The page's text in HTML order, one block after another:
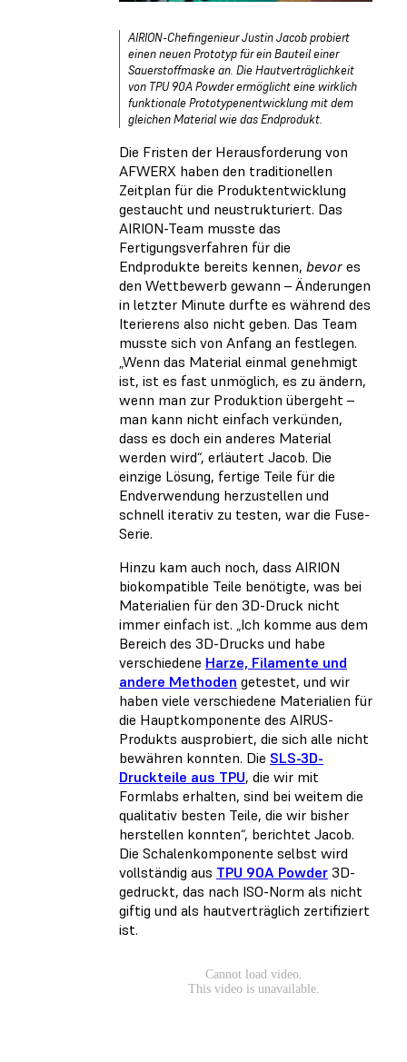
AIRION-Chefingenieur Justin Jacob probiert
einen neuen Prototyp für ein Bauteil einer
Sauerstoffmaske an. Die Hautverträglichkeit
von TPU 90A Powder ermöglicht eine wirklich
funktionale Prototypenentwicklung mit dem
gleichen Material wie das Endprodukt.
Die Fristen der Herausforderung von
AFWERX haben den traditionellen
Zeitplan für die Produktentwicklung
gestaucht und neustrukturiert. Das
AIRION-Team musste das
Fertigungsverfahren für die
Endprodukte bereits kennen, bevor es
den Wettbewerb gewann – Änderungen
in letzter Minute durfte es während des
Iterierens also nicht geben. Das Team
musste sich von Anfang an festlegen.
„Wenn das Material einmal genehmigt
ist, ist es fast unmöglich, es zu ändern,
wenn man zur Produktion übergeht –
man kann nicht einfach verkünden,
dass es doch ein anderes Material
werden wird“, erläutert Jacob. Die
einzige Lösung, fertige Teile für die
Endverwendung herzustellen und
schnell iterativ zu testen, war die Fuse-
Serie.
Hinzu kam auch noch, dass AIRION
biokompatible Teile benötigte, was bei
Materialien für den 3D-Druck nicht
immer einfach ist. „Ich komme aus dem
Bereich des 3D-Drucks und habe
verschiedene Harze, Filamente und
andere Methoden getestet, und wir
haben viele verschiedene Materialien für
die Hauptkomponente des AIRUS-
Produkts ausprobiert, die sich alle nicht
bewähren konnten. Die SLS-3D-
Druckteile aus TPU, die wir mit
Formlabs erhalten, sind bei weitem die
qualitativ besten Teile, die wir bisher
herstellen konnten“, berichtet Jacob.
Die Schalenkomponente selbst wird
vollständig aus TPU 90A Powder 3D-
gedruckt, das nach ISO-Norm als nicht
giftig und als hautverträglich zertifiziert
ist.